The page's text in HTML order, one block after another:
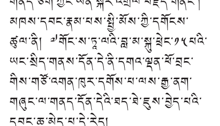
མཁས་དབང་རྣམ་པས་སྤྱི་མོས་ཀྱི་དགོངས་
ཚུལ་ནི། ༧གོང་ས་ཏཱ་ལའི་བླ་མ་སྐུ་ཕྲེང་༡༥པའི་
ཡང་སྲིད་གནས་དོན་དེ་ནི་དགའ་ལྡན་ཕོ་བྲང་
གིས་གཙོ་འགན་ཁུར་དགོས་པ་ལས་རྒྱ་ནག་
གཞུང་ལ་གནད་དོན་དེའི་ཐད་ཐེ་ཇུས་བྱེད་པའི་